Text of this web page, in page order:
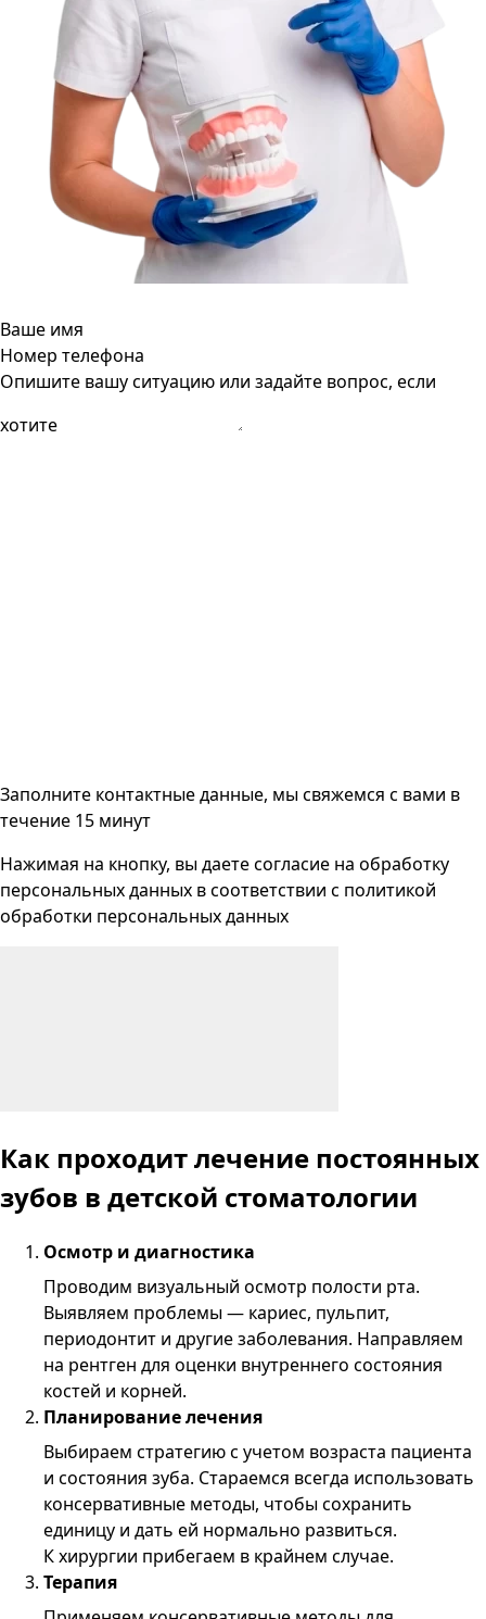
Ваше имя
Номер телефона
Опишите вашу ситуацию или задайте вопрос, если
хотите
Заполните контактные данные, мы свяжемся с вами в
течение 15 минут
Нажимая на кнопку, вы даете согласие на обработку
персональных данных в соответствии с политикой
обработки персональных данных
Как проходит лечение постоянных
зубов в детской стоматологии
Осмотр и диагностика
Проводим визуальный осмотр полости рта.
Выявляем проблемы — кариес, пульпит,
периодонтит и другие заболевания. Направляем
на рентген для оценки внутреннего состояния
костей и корней.
Планирование лечения
Выбираем стратегию с учетом возраста пациента
и состояния зуба. Стараемся всегда использовать
консервативные методы, чтобы сохранить
единицу и дать ей нормально развиться.
К хирургии прибегаем в крайнем случае.
Терапия